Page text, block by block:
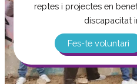
reptes i projectes en
discapacitat
Fes-te voluntari